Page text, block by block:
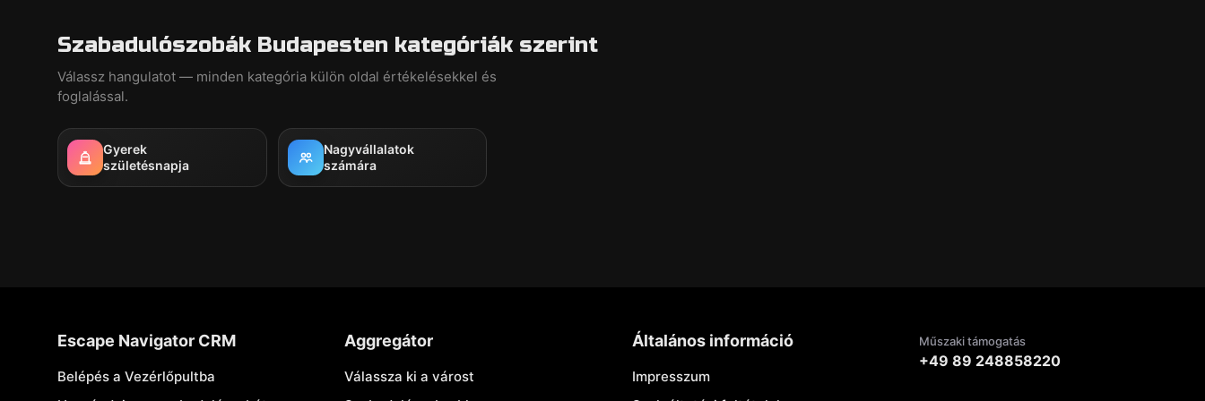
Szabadulószobák Budapesten kategóriák szerint
Válassz hangulatot — minden kategória külön oldal értékelésekkel és
foglalással.
Gyerek
születésnapja
Nagyvállalatok
számára
Escape Navigator CRM
Belépés a Vezérlőpultba
Aggregátor
Válassza ki a várost
Általános információ
Impresszum
Műszaki támogatás
+49 89 248858220